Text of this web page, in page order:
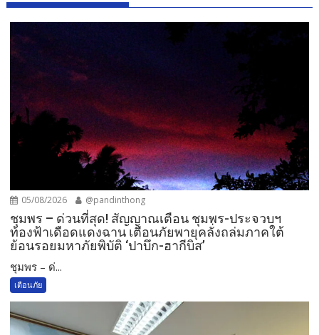
05/08/2026 @pandinthong
ชุมพร – ด่วนที่สุด! สัญญาณเตือน ชุมพร-ประจวบฯ
ท้องฟ้าเดือดแดงฉาน เตือนภัยพายุคลั่งถล่มภาคใต้
ย้อนรอยมหาภัยพิบัติ ‘ปาบึก-ฮากีบิส’
ชุมพร – ด่...
เตือนภัย